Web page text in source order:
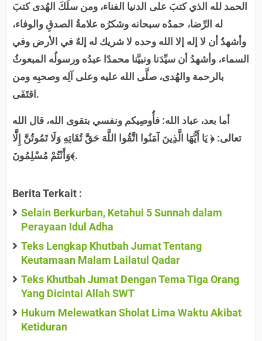
الحمد لله الذي كتبَ على الدنيا الفناء، ومن سلَكَ الهُدى كتبَ
له الرِّضا، حمدُه سبحانه وشكرُه علامةُ الصدقِ والوفاء،
وأشهدُ أن لا إله إلا الله وحده لا شريك له إلهٌ في الأرض وفي
السماء، وأشهدُ أن سيِّدَنا ونبيَّنا محمدًا عبدُه ورسولُه المبعوثُ
بالرحمة والهُدى، صلَّى الله عليه وعلى آلِه وصحبِه ومن
اقتَفَى.
أما بعد، عباد الله: فأُوصِيكم ونفسي بتقوى الله، قال الله
تعالى: ﴿ يَا أَيُّهَا الَّذِينَ آمَنُوا اتَّقُوا اللَّهَ حَقَّ تُقَاتِهِ وَلَا تَمُوتُنَّ إِلَّا
وَأَنْتُمْ مُسْلِمُونَ﴾.
Berita Terkait :
Selain Berkurban, Ketahui 5 Sunnah dalam
Perayaan Idul Adha
Teks Lengkap Khutbah Jumat Tentang
Keutamaan Malam Lailatul Qadar
Teks Khutbah Jumat Dengan Tema Tiga Orang
Yang Dicintai Allah SWT
Hukum Melewatkan Sholat Lima Waktu Akibat
Ketiduran